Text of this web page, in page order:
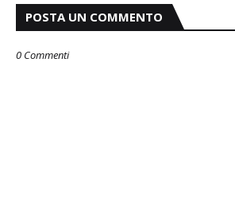
POSTA UN COMMENTO
0 Commenti